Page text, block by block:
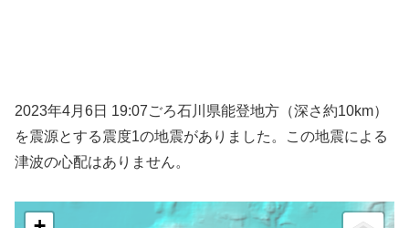
2023年4月6日 19:07ごろ石川県能登地方（深さ約10km）
を震源とする震度1の地震がありました。この地震による
津波の心配はありません。